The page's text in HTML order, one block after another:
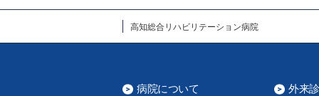
高知総合リハビリテーション病院
病院について 外来